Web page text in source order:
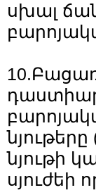
սխալ
նյութի
սյուժեի